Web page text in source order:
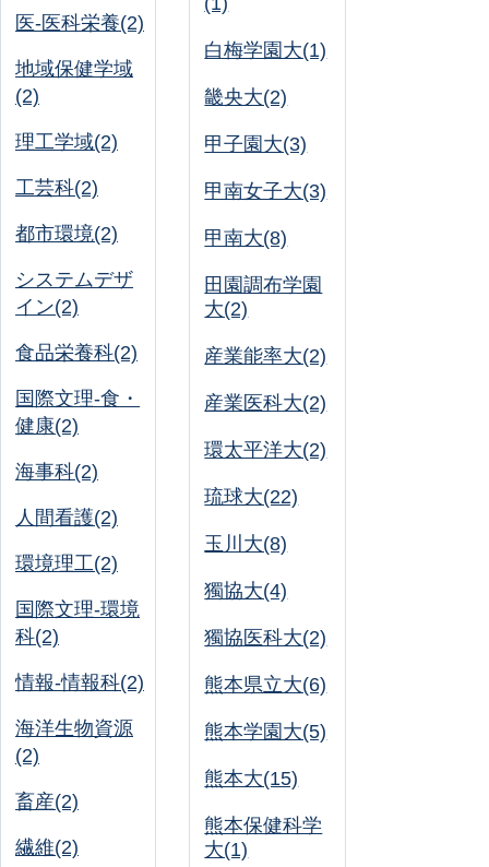
医-医科栄養(2)
地域保健学域
(2)
理工学域(2)
工芸科(2)
都市環境(2)
システムデザ
イン(2)
食品栄養科(2)
国際文理-食・
健康(2)
海事科(2)
人間看護(2)
環境理工(2)
国際文理-環境
科(2)
情報-情報科(2)
海洋生物資源
(2)
畜産(2)
繊維(2)
白梅学園大(1)
畿央大(2)
甲子園大(3)
甲南女子大(3)
甲南大(8)
田園調布学園
大(2)
産業能率大(2)
産業医科大(2)
環太平洋大(2)
琉球大(22)
玉川大(8)
獨協大(4)
獨協医科大(2)
熊本県立大(6)
熊本学園大(5)
熊本大(15)
熊本保健科学
大(1)